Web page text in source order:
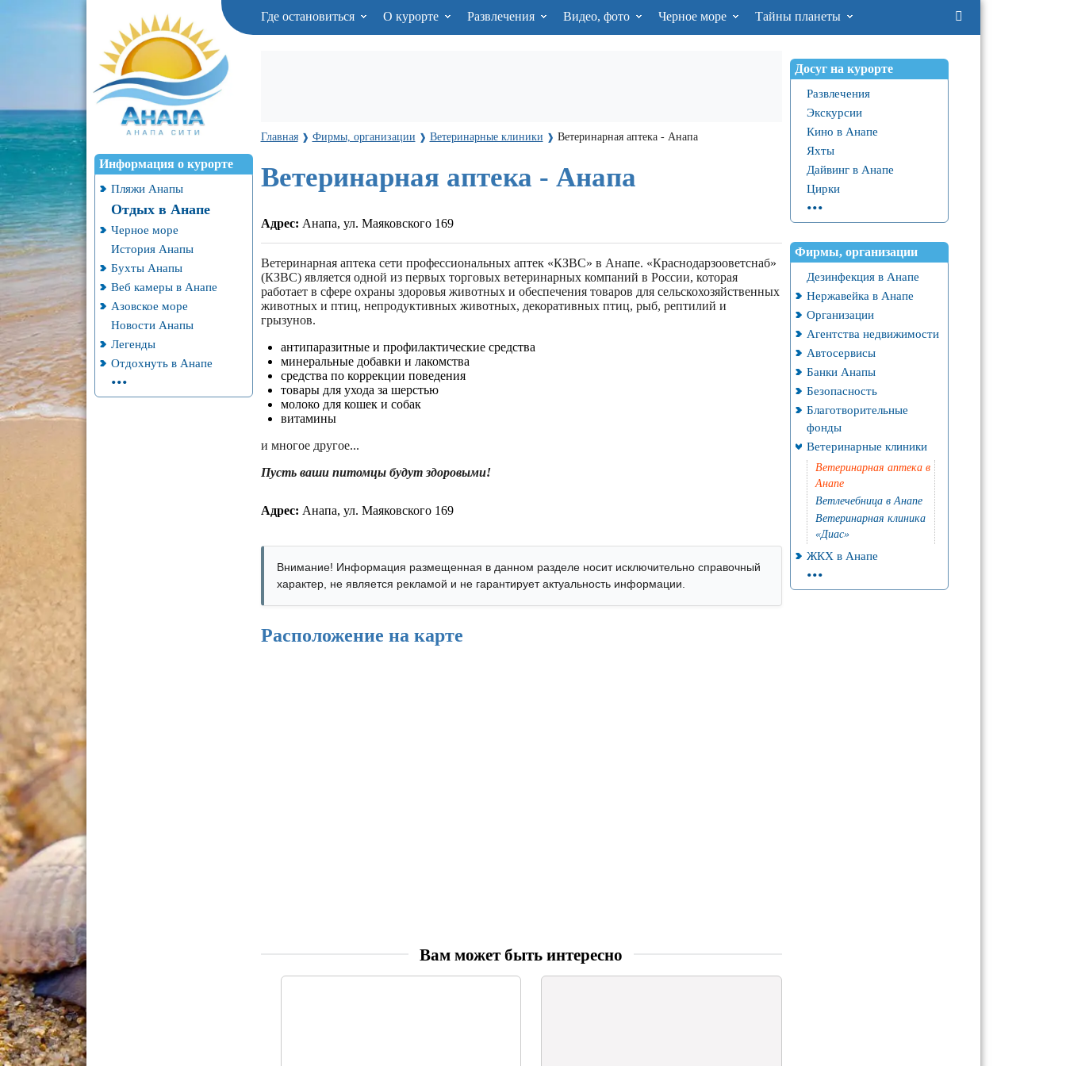
Где остановиться О курорте Развлечения Видео, фото Черное море Тайны планеты
Информация о курорте
Пляжи Анапы
Отдых в Анапе
Черное море
История Анапы
Бухты Анапы
Веб камеры в Анапе
Азовское море
Новости Анапы
Легенды
Отдохнуть в Анапе
...
Главная ❱ Фирмы, организации ❱ Ветеринарные клиники ❱ Ветеринарная аптека - Анапа
Ветеринарная аптека - Анапа
Адрес: Анапа, ул. Маяковского 169
Ветеринарная аптека сети профессиональных аптек «КЗВС» в Анапе. «Краснодарзооветснаб»
(КЗВС) является одной из первых торговых ветеринарных компаний в России, которая
работает в сфере охраны здоровья животных и обеспечения товаров для сельскохозяйственных
животных и птиц, непродуктивных животных, декоративных птиц, рыб, рептилий и
грызунов.
антипаразитные и профилактические средства
минеральные добавки и лакомства
средства по коррекции поведения
товары для ухода за шерстью
молоко для кошек и собак
витамины
и многое другое...
Пусть ваши питомцы будут здоровыми!
Адрес: Анапа, ул. Маяковского 169
Внимание! Информация размещенная в данном разделе носит исключительно справочный
характер, не является рекламой и не гарантирует актуальность информации.
Расположение на карте
Вам может быть интересно
Досуг на курорте
Развлечения
Экскурсии
Кино в Анапе
Яхты
Дайвинг в Анапе
Цирки
...
Фирмы, организации
Дезинфекция в Анапе
Нержавейка в Анапе
Организации
Агентства недвижимости
Автосервисы
Банки Анапы
Безопасность
Благотворительные
фонды
Ветеринарные клиники
Ветеринарная аптека в
Анапе
Ветлечебница в Анапе
Ветеринарная клиника
«Диас»
ЖКХ в Анапе
...